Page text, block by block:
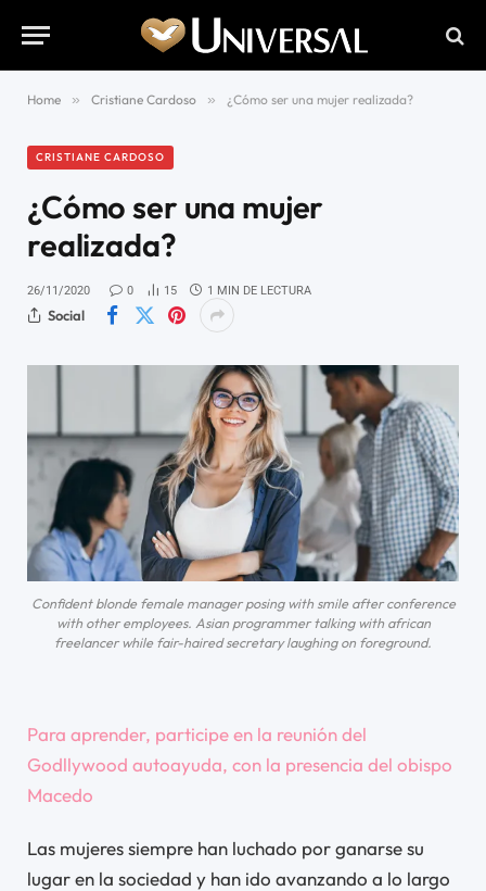
Home » Cristiane Cardoso » ¿Cómo ser una mujer realizada?
CRISTIANE CARDOSO
¿Cómo ser una mujer
realizada?
26/11/2020 0 15 1 MIN DE LECTURA
Social
Confident blonde female manager posing with smile after conference
with other employees. Asian programmer talking with african
freelancer while fair-haired secretary laughing on foreground.
Para aprender, participe en la reunión del
Godllywood autoayuda, con la presencia del obispo
Macedo
Las mujeres siempre han luchado por ganarse su
lugar en la sociedad y han ido avanzando a lo largo